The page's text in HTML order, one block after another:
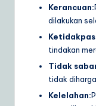
Kerancuan:
dilakukan
tindakan
Tidak
tidak
Kelelahan: